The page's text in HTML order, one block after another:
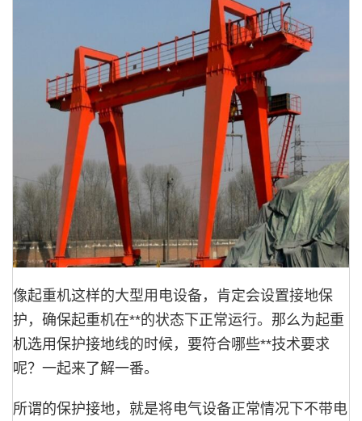
像起重机这样的大型用电设备，肯定会设置接地保
护，确保起重机在**的状态下正常运行。那么为起重
机选用保护接地线的时候，要符合哪些**技术要求
呢？一起来了解一番。
所谓的保护接地，就是将电气设备正常情况下不带电